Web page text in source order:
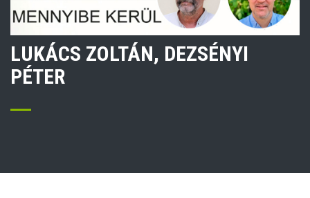
LUKÁCS ZOLTÁN, DEZSÉNYI
PÉTER